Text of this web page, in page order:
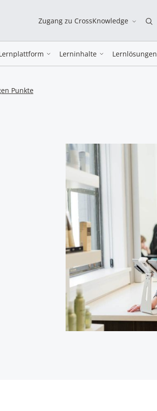
Zugang zu CrossKnowledge
Lerninhalte Lernlösungen
Punkte